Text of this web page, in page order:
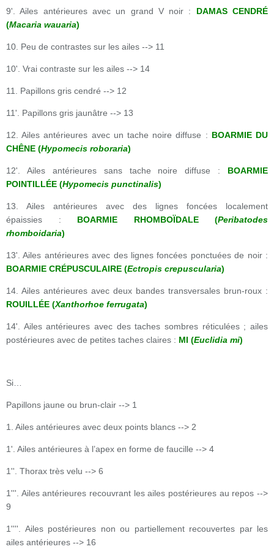
9'. Ailes antérieures avec un grand V noir : DAMAS CENDRÉ
(Macaria wauaria)
10. Peu de contrastes sur les ailes --> 11
10'. Vrai contraste sur les ailes --> 14
11. Papillons gris cendré --> 12
11'. Papillons gris jaunâtre --> 13
12. Ailes antérieures avec un tache noire diffuse : BOARMIE DU
CHÊNE (Hypomecis roboraria)
12'. Ailes antérieures sans tache noire diffuse : BOARMIE
POINTILLÉE (Hypomecis punctinalis)
13. Ailes antérieures avec des lignes foncées localement
épaissies : BOARMIE RHOMBOÏDALE (Peribatodes
rhomboidaria)
13'. Ailes antérieures avec des lignes foncées ponctuées de noir :
BOARMIE CRÉPUSCULAIRE (Ectropis crepuscularia)
14. Ailes antérieures avec deux bandes transversales brun-roux :
ROUILLÉE (Xanthorhoe ferrugata)
14'. Ailes antérieures avec des taches sombres réticulées ; ailes
postérieures avec de petites taches claires : MI (Euclidia mi)
Si…
Papillons jaune ou brun-clair --> 1
1. Ailes antérieures avec deux points blancs --> 2
1'. Ailes antérieures à l’apex en forme de faucille --> 4
1''. Thorax très velu --> 6
1'''. Ailes antérieures recouvrant les ailes postérieures au repos -->
9
1''''. Ailes postérieures non ou partiellement recouvertes par les
ailes antérieures --> 16